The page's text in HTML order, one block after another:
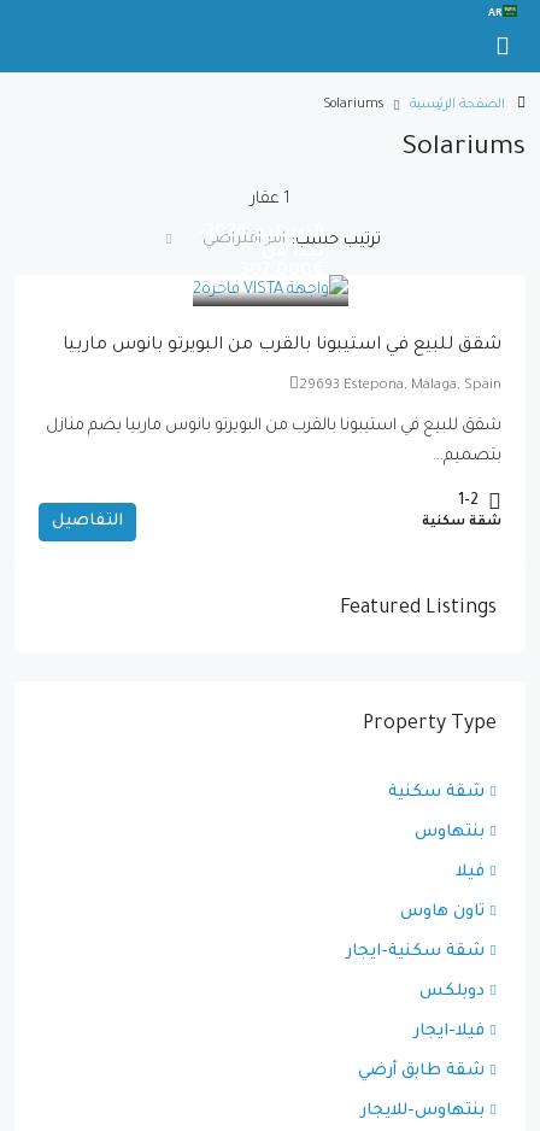
AR
الصفحة الرئيسية Solariums
Solariums
1 عقار
ترتيب حسب: امر افتراضي
تبدأ من
شقق للبيع في استيبونا بالقرب من البويرتو بانوس ماربيا
29693 Estepona, Málaga, Spain
شقق للبيع في استيبونا بالقرب من البويرتو بانوس ماربيا يضم منازل
بتصميم...
1-2
شقة سكنية التفاصيل
Featured Listings
Property Type
شقة سكنية
بنتهاوس
فيلا
تاون هاوس
شقة سكنية-ايجار
دوبلكس
فيلا-ايجار
شقة طابق أرضي
بنتهاوس-للايجار